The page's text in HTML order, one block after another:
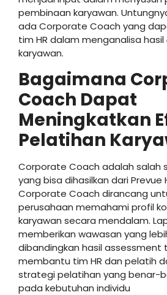
pembinaan karyawan.
ada Corporate Coach yang
tim HR dalam menganalisa hasil
karyawan.
Bagaimana
Coach Dapat
Meningkatkan
Pelatihan
Corporate Coach adalah salah
yang bisa dihasilkan dari Prevue
Corporate Coach dirancang
perusahaan memahami profil
karyawan secara mendalam.
memberikan wawasan yang
dibandingkan hasil assessment
membantu tim HR dan pelatih
strategi pelatihan yang benar-
pada kebutuhan individu